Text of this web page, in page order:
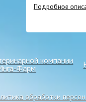
Подробное
компании
Фарм
обработки